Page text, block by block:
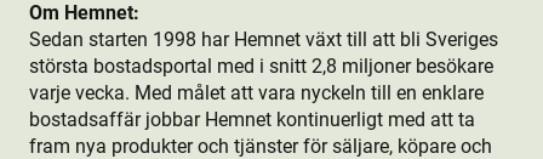
Om Hemnet:
Sedan starten 1998 har Hemnet växt till att bli Sveriges
största bostads­portal med i snitt 2,8 miljoner besökare
varje vecka. Med målet att vara nyckeln till en enklare
bostads­affär jobbar Hemnet kontinuerligt med att ta
fram nya produkt­er och tjänster för säljare, köpare och